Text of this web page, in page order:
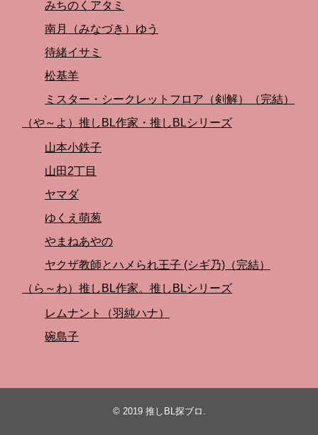
みちのくアタミ
南月（みなづき）ゆう
待緒イサミ
松基羊
ミスター・シークレットフロア（剣解）（完結）
（や～よ）推しBL作家・推しBLシリーズ
山本小鉄子
山田2丁目
ヤマダ
ゆくえ萌葱
やまねあやの
ヤクザ教師とハメられ王子 (シギ乃)（完結）
（ら～わ）推しBL作家。推しBLシリーズ
レムナント（羽純ハナ）
碗島子
© 2019 推しBL探ブロ